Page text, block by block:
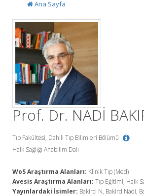
Ana Sayfa
Prof. Dr. NADİ
Tıp Fakültesi, Dahili Tıp Bilimleri Bölümü
Halk Sağlığı Anabilim Dalı
WoS Araştırma Alanları: Klinik Tıp (Med)
Avesis Araştırma Alanları: Tıp Eğitimi, Halk
Yayınlardaki İsimler: Bakirci N, Bakird Nadi,